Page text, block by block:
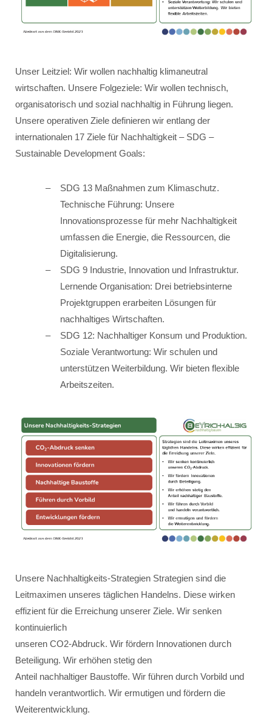
Unser Leitziel: Wir wollen nachhaltig klimaneutral
wirtschaften. Unsere Folgeziele: Wir wollen technisch,
organisatorisch und sozial nachhaltig in Führung liegen.
Unsere operativen Ziele definieren wir entlang der
internationalen 17 Ziele für Nachhaltigkeit – SDG –
Sustainable Development Goals:
SDG 13 Maßnahmen zum Klimaschutz.
Technische Führung: Unsere
Innovationsprozesse für mehr Nachhaltigkeit
umfassen die Energie, die Ressourcen, die
Digitalisierung.
SDG 9 Industrie, Innovation und Infrastruktur.
Lernende Organisation: Drei betriebsinterne
Projektgruppen erarbeiten Lösungen für
nachhaltiges Wirtschaften.
SDG 12: Nachhaltiger Konsum und Produktion.
Soziale Verantwortung: Wir schulen und
unterstützen Weiterbildung. Wir bieten flexible
Arbeitszeiten.
Unsere Nachhaltigkeits-Strategien Strategien sind die
Leitmaximen unseres täglichen Handelns. Diese wirken
effizient für die Erreichung unserer Ziele. Wir senken
kontinuierlich
unseren CO2-Abdruck. Wir fördern Innovationen durch
Beteiligung. Wir erhöhen stetig den
Anteil nachhaltiger Baustoffe. Wir führen durch Vorbild und
handeln verantwortlich. Wir ermutigen und fördern die
Weiterentwicklung.